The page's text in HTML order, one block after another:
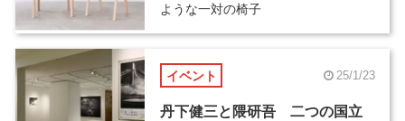
ような一対の椅子
イベント 25/1/23
丹下健三と隈研吾 二つの国立